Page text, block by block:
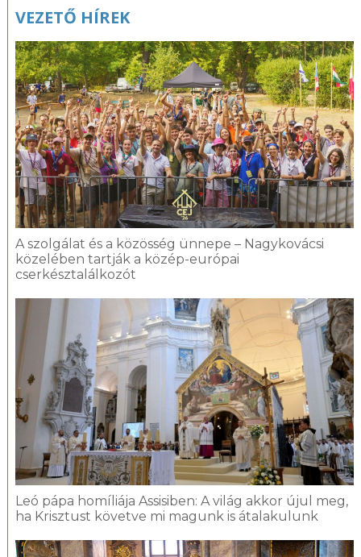
Kapcsolódó
VEZETŐ HÍREK
A szolgálat és a közösség ünnepe – Nagykovácsi
közelében tartják a közép-európai
cserkésztalálkozót
Leó pápa homíliája Assisiben: A világ akkor újul meg,
ha Krisztust követve mi magunk is átalakulunk